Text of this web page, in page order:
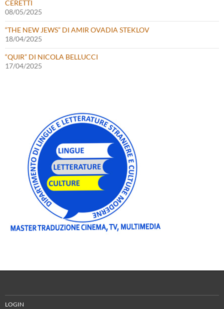
CERETTI
08/05/2025
“THE NEW JEWS” DI AMIR OVADIA STEKLOV
18/04/2025
“QUIR” DI NICOLA BELLUCCI
17/04/2025
LOGIN